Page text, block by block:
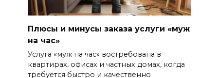
Плюсы и минусы заказа услуги «муж
на час»
Услуга «муж на час» востребована в
квартирах, офисах и частных домах, когда
требуется быстро и качественно